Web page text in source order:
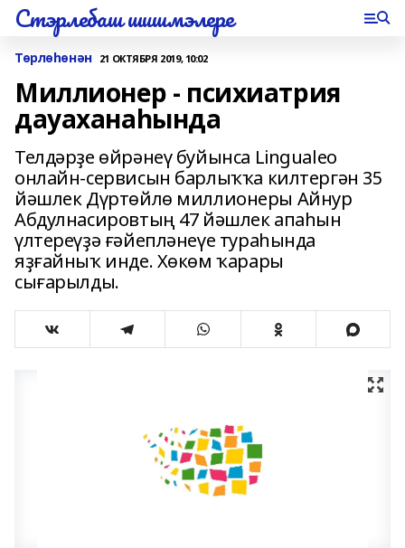
Стэрлебаш шишмэлере
Төрлөһөнән 21 ОКТЯБРЯ 2019, 10:02
Миллионер - психиатрия
дауаханаһында
Телдәрҙе өйрәнеү буйынса Lingualeo
онлайн-сервисын барлыҡҡа килтергән 35
йәшлек Дүртөйлө миллионеры Айнур
Абдулнасировтың 47 йәшлек апаһын
үлтереүҙә ғәйепләнеүе тураһында
яҙғайныҡ инде. Хөкөм ҡарары
сығарылды.